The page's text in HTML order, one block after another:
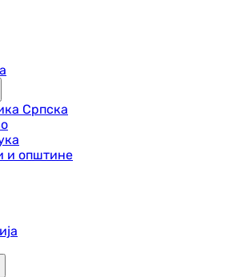
Српска
и општине